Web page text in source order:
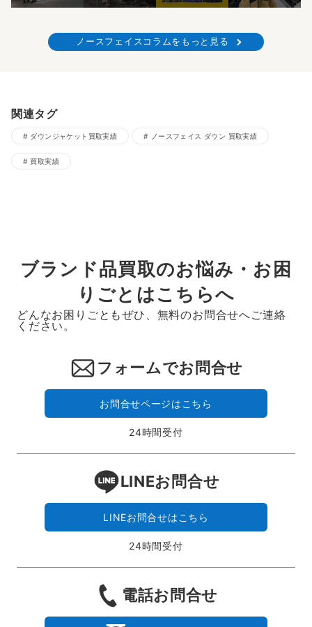
ノースフェイスコラムをもっと見る
関連タグ
ダウンジャケット買取実績 ノースフェイス ダウン 買取実績
買取実績
ブランド品買取のお悩み・お困
りごとはこちらへ
どんなお困りごともぜひ、無料のお問合せへご連絡
ください。
フォームでお問合せ
お問合せページはこちら
24時間受付
LINEお問合せ
LINEお問合せはこちら
24時間受付
電話お問合せ